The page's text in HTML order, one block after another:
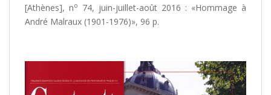
[Athènes], no
74, juin-juillet-août 2016 : «Hommage à
André Malraux (1901-1976)», 96 p.